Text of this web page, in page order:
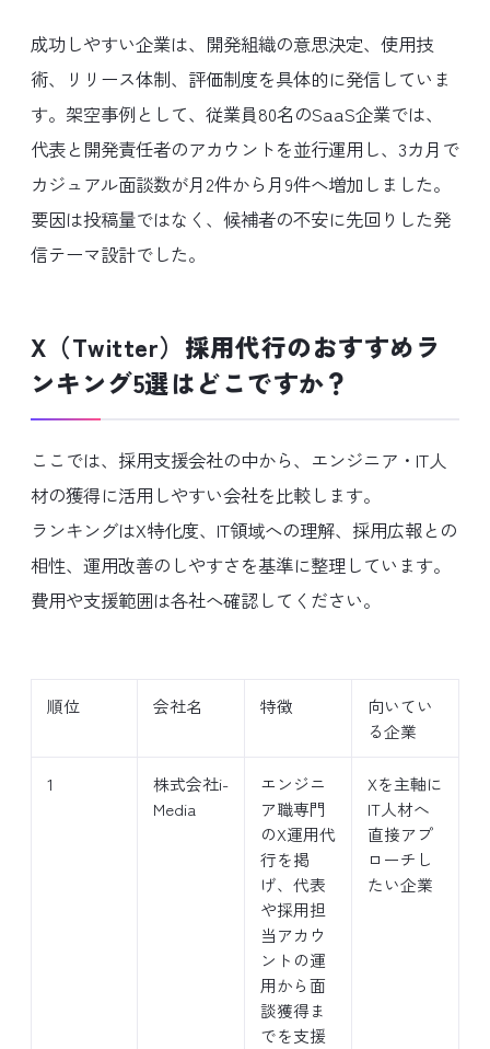
成功しやすい企業は、開発組織の意思決定、使用技
術、リリース体制、評価制度を具体的に発信していま
す。架空事例として、従業員80名のSaaS企業では、
代表と開発責任者のアカウントを並行運用し、3カ月で
カジュアル面談数が月2件から月9件へ増加しました。
要因は投稿量ではなく、候補者の不安に先回りした発
信テーマ設計でした。
X（Twitter）採用代行のおすすめラ
ンキング5選はどこですか？
ここでは、採用支援会社の中から、エンジニア・IT人
材の獲得に活用しやすい会社を比較します。
ランキングはX特化度、IT領域への理解、採用広報との
相性、運用改善のしやすさを基準に整理しています。
費用や支援範囲は各社へ確認してください。
順位 会社名 特徴
向いてい
る企業
1
株式会社i-
Media
エンジニ
ア職専門
のX運用代
行を掲
げ、代表
や採用担
当アカウ
ントの運
用から面
談獲得ま
でを支援
Xを主軸に
IT人材へ
直接アプ
ローチし
たい企業